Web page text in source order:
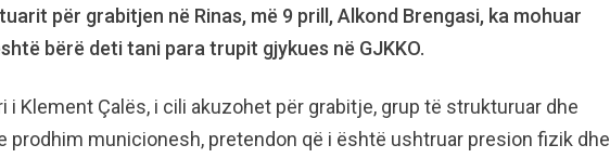
për grabitjen në Rinas, më 9 prill, Alkond Brengasi, ka mohuar
bërë deti tani para trupit gjykues në GJKKO.
i Klement Çalës, i cili akuzohet për grabitje, grup të strukturuar dhe
prodhim municionesh, pretendon që i është ushtruar presion fizik dhe